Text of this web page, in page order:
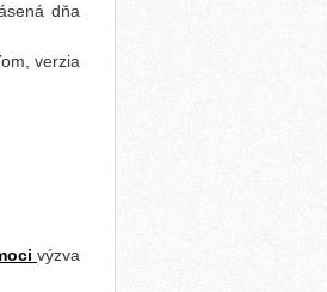
dňa
verzia
výzva